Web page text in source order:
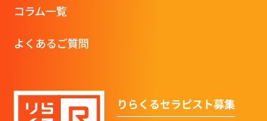
コラム一覧
よくあるご質問
りらくるセラピスト募集